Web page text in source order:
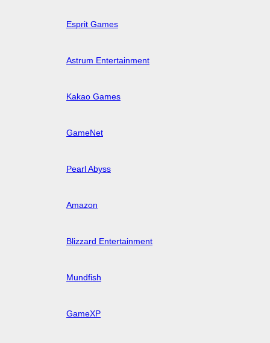
Esprit Games
Astrum Entertainment
Kakao Games
GameNet
Pearl Abyss
Amazon
Blizzard Entertainment
Mundfish
GameXP